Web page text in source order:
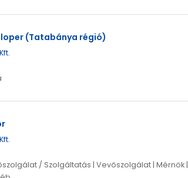
(Tatabánya régió)
/ Szolgáltatás | Vevőszolgálat | Mérnök |